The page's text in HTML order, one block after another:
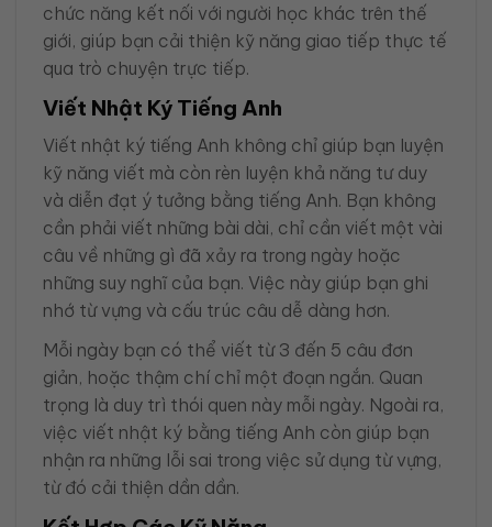
chức năng kết nối với người học khác trên thế
giới, giúp bạn cải thiện kỹ năng giao tiếp thực tế
qua trò chuyện trực tiếp.
Viết Nhật Ký Tiếng Anh
Viết nhật ký tiếng Anh không chỉ giúp bạn luyện
kỹ năng viết mà còn rèn luyện khả năng tư duy
và diễn đạt ý tưởng bằng tiếng Anh. Bạn không
cần phải viết những bài dài, chỉ cần viết một vài
câu về những gì đã xảy ra trong ngày hoặc
những suy nghĩ của bạn. Việc này giúp bạn ghi
nhớ từ vựng và cấu trúc câu dễ dàng hơn.
Mỗi ngày bạn có thể viết từ 3 đến 5 câu đơn
giản, hoặc thậm chí chỉ một đoạn ngắn. Quan
trọng là duy trì thói quen này mỗi ngày. Ngoài ra,
việc viết nhật ký bằng tiếng Anh còn giúp bạn
nhận ra những lỗi sai trong việc sử dụng từ vựng,
từ đó cải thiện dần dần.